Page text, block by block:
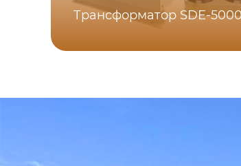
Трансформатор SDE-